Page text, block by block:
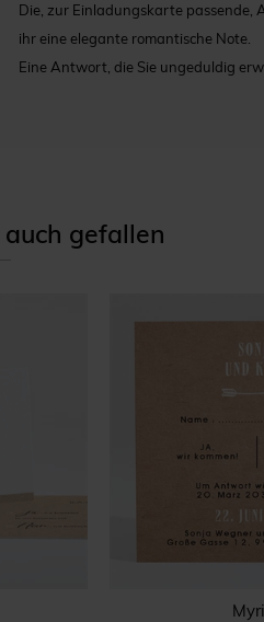
Die, zur Einladungskarte
ihr eine elegante romantische Note.
Eine Antwort, die Sie ungeduldig
gefallen